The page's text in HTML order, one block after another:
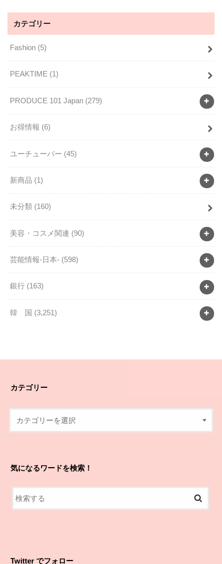
カテゴリー
Fashion (5)
PEAKTIME (1)
PRODUCE 101 Japan (279)
お得情報 (6)
ユーチューバー (45)
新商品 (1)
未分類 (160)
美容・コスメ関連 (90)
芸能情報-日本- (598)
銀行 (163)
韓 国 (3,251)
カテゴリー
気になるワードを検索！
Twitter でフォロー